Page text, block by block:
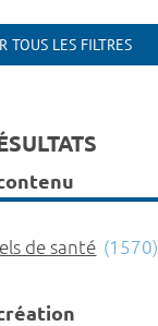
TOUS LES FILTRES
de santé (1570)